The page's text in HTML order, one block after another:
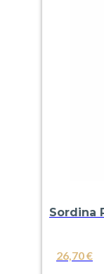
Sordina
26,70€